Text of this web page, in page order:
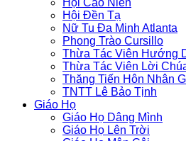
Hội Cao Niên
Hội Đền Tạ
Nữ Tu Đa Minh Atlanta
Phong Trào Cursillo
Thừa Tác Viên Hướng
Thừa Tác Viên Lời
Thăng Tiến Hôn Nhân
TNTT Lê Bảo Tịnh
Giáo Họ
Giáo Họ Dâng Mình
Giáo Họ Lên Trời